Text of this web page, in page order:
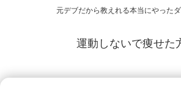
元デブだから教えれる本当にやった
運動しないで痩せた